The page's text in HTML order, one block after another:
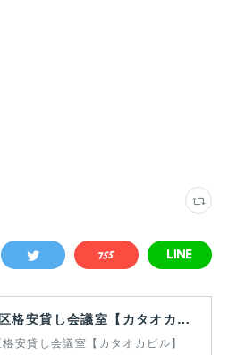
札幌中央区格安貸し会議室【カタオカビル】｜レンタルスペース・大通・駅前
安貸し会議室【カタオカビル】